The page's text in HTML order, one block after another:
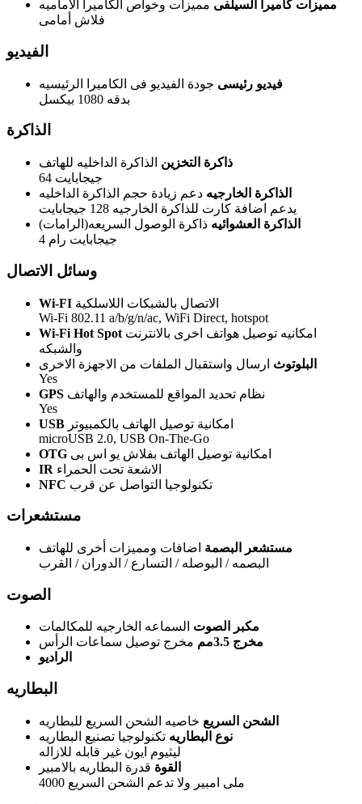
مميزات كاميرا السيلفى مميزات وخواص الكاميرا الاماميه
فلاش أمامى
الفيديو
فيديو رئيسى جودة الفيديو فى الكاميرا الرئيسيه
بدقه 1080 بيكسل
الذاكرة
ذاكرة التخزين الذاكرة الداخليه للهاتف
64 جيجابايت
الذاكرة الخارجيه دعم زيادة حجم الذاكرة الداخليه
يدعم اضافة كارت للذاكرة الخارجيه 128 جيجابايت
الذاكرة العشوائيه ذاكرة الوصول السريعه(الرامات)
4 جيجابايت رام
وسائل الاتصال
Wi-FI الاتصال بالشبكات اللاسلكية
Wi-Fi 802.11 a/b/g/n/ac, WiFi Direct, hotspot
Wi-Fi Hot Spot امكانيه توصيل هواتف اخرى بالانترنت
والشبكه
البلوتوث ارسال واستقبال الملفات من الاجهزة الاخرى
Yes
GPS نظام تحديد المواقع للمستخدم والهاتف
Yes
USB امكانية توصيل الهاتف بالكمبيوتر
microUSB 2.0, USB On-The-Go
OTG امكانية توصيل الهاتف بفلاش يو اس بى
IR الاشعة تحت الحمراء
NFC تكنولوجيا التواصل عن قرب
مستشعرات
مستشعر البصمة اضافات ومميزات أخرى للهاتف
البصمه / البوصله / التسارع / الدوران / القرب
الصوت
مكبر الصوت السماعه الخارجيه للمكالمات
مخرج 3.5مم
مخرج توصيل سماعات الرأس
الراديو
البطاريه
الشحن السريع خاصيه الشحن السريع للبطاريه
نوع البطاريه تكنولوجيا تصنيع البطاريه
ليثيوم ايون غير قابله للازاله
القوة قدرة البطاريه بالامبير
4000 ملى امبير ولا تدعم الشحن السريع